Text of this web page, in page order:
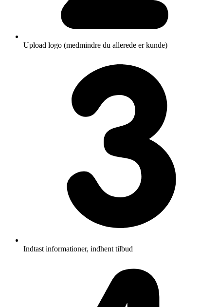
Upload logo (medmindre du allerede er kunde)
Indtast informationer, indhent tilbud